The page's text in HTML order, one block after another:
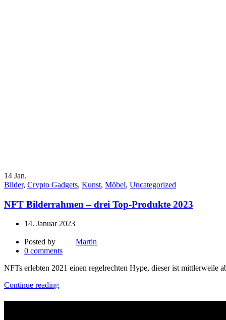
14 Jan.
Bilder, Crypto Gadgets, Kunst, Möbel, Uncategorized
NFT Bilderrahmen – drei Top-Produkte 2023
14. Januar 2023
Posted by
Martin
0 comments
NFTs erlebten 2021 einen regelrechten Hype, dieser ist mittlerweile
Continue reading